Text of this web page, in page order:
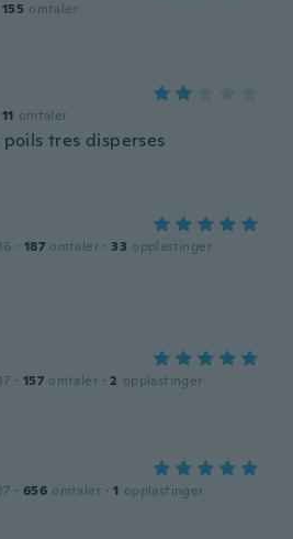
155 omtaler
11 omtaler
tres disperses
· 187 omtaler · 33 opplastinger
· 157 omtaler · 2 opplastinger
· 656 omtaler · 1 opplastinger